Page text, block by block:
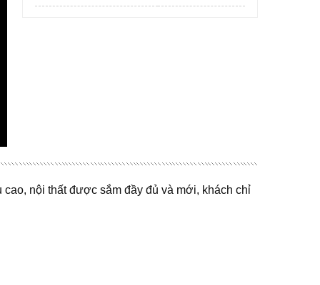
cao, nội thất được sắm đầy đủ và mới, khách chỉ